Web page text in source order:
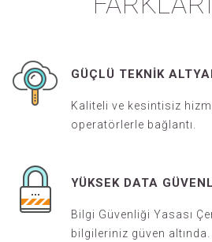
GÜÇLÜ TEKNIK
Kaliteli ve kesintisiz
operatörlerle bağlantı.
YÜKSEK DATA
Bilgi Güvenliği Yasası
bilgileriniz güven altında.